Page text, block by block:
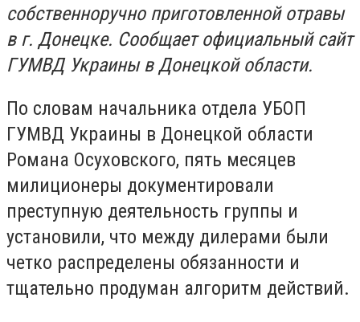
собственноручно приготовленной отравы
в г. Донецке. Сообщает официальный сайт
ГУМВД Украины в Донецкой области.
По словам начальника отдела УБОП
ГУМВД Украины в Донецкой области
Романа Осуховского, пять месяцев
милиционеры документировали
преступную деятельность группы и
установили, что между дилерами были
четко распределены обязанности и
тщательно продуман алгоритм действий.